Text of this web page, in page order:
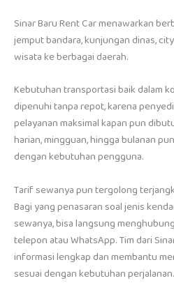
Sinar Baru Rent Car menawarkan
jemput bandara, kunjungan dinas,
wisata ke berbagai daerah.
Kebutuhan transportasi baik dalam
dipenuhi tanpa repot, karena
pelayanan maksimal kapan pun
harian, mingguan, hingga bulanan
dengan kebutuhan pengguna.
Tarif sewanya pun tergolong
Bagi yang penasaran soal jenis
sewanya, bisa langsung
telepon atau WhatsApp. Tim dari
informasi lengkap dan membantu
sesuai dengan kebutuhan perjalanan.